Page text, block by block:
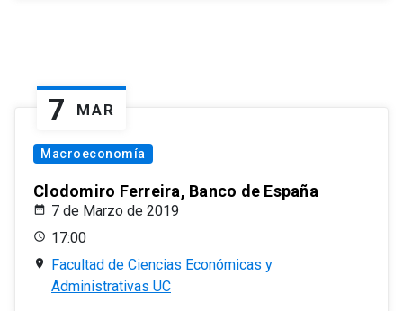
7 MAR
Macroeconomía
Clodomiro Ferreira, Banco de España
7 de Marzo de 2019
17:00
Facultad de Ciencias Económicas y
Administrativas UC